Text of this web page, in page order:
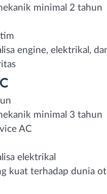
minimal 2 tahun
engine, elektrikal,
minimal 3 tahun
AC
elektrikal
kuat terhadap dunia